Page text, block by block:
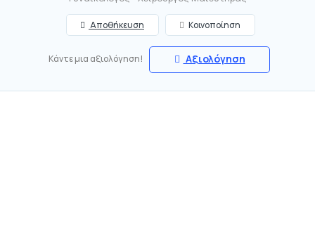
Αποθήκευση Κοινοποίηση
Κάντε μια αξιολόγηση! Αξιολόγηση